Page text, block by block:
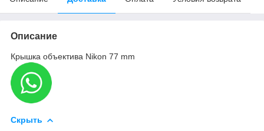
Описание
Крышка объектива Nikon 77 mm
Скрыть